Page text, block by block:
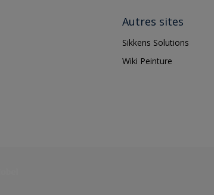
Autres sites
Sikkens Solutions
Wiki Peinture